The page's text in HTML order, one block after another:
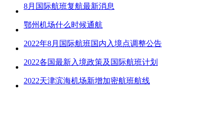
8月国际航班复航最新消息
鄂州机场什么时候通航
2022年8月国际航班国内入境点调整公告
2022各国最新入境政策及国际航班计划
2022天津滨海机场新增加密航班航线